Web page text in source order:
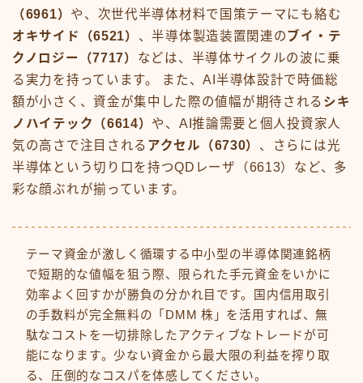
（6961） や、次世代半導体材料で国策テーマにも絡む
オキサイド（6521） 、半導体製造装置関連のブイ・テ
クノロジー（7717） などは、半導体サイクルの波に乗
る実力を持っています。 また、AI半導体設計で時価総
額が小さく、資金が集中した際の値幅が期待される シキ
ノハイテック（6614） や、AI推論需要と個人投資家人
気の高さで注目される アクセル（6730） 、さらには光
半導体という切り口を持つQDレーザ（6613）など、多
彩な顔ぶれが揃っています。
テーマ資金が激しく循環する中小型の半導体関連銘柄
で短期的な値幅を狙う際、限られた手元資金をいかに
効率よく回すかが勝負の分かれ目です。国内信用取引
の手数料が完全無料の「DMM 株」を活用すれば、無
駄なコストを一切排除したアクティブなトレードが可
能になります。少ない資金から最大限の利益を搾り取
る、圧倒的なコスパを体感してください。